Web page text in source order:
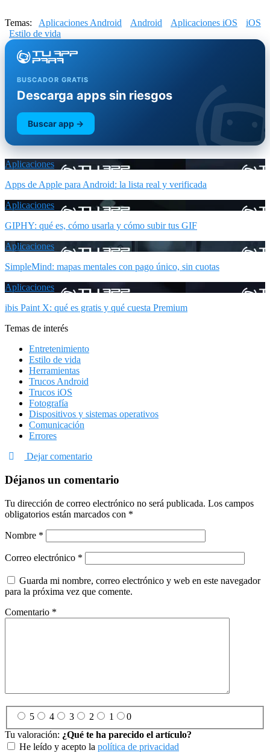
Temas: Aplicaciones Android Android Aplicaciones iOS
iOS
Estilo de vida
BUSCADOR GRATIS
Descarga apps sin riesgos
Buscar app →
Aplicaciones
Apps de Apple para Android: la lista real y verificada
Aplicaciones
GIPHY: qué es, cómo usarla y cómo subir tus GIF
Aplicaciones
SimpleMind: mapas mentales con pago único, sin cuotas
Aplicaciones
ibis Paint X: qué es gratis y qué cuesta Premium
Temas de interés
Entretenimiento
Estilo de vida
Herramientas
Trucos Android
Trucos iOS
Fotografía
Dispositivos y sistemas operativos
Comunicación
Errores
Dejar comentario
Déjanos un comentario
Tu dirección de correo electrónico no será publicada. Los campos
obligatorios están marcados con *
Nombre *
Correo electrónico *
Guarda mi nombre, correo electrónico y web en este navegador
para la próxima vez que comente.
Comentario *
5 4 3 2 1
0
Tu valoración: ¿Qué te ha parecido el artículo?
He leído y acepto la política de privacidad